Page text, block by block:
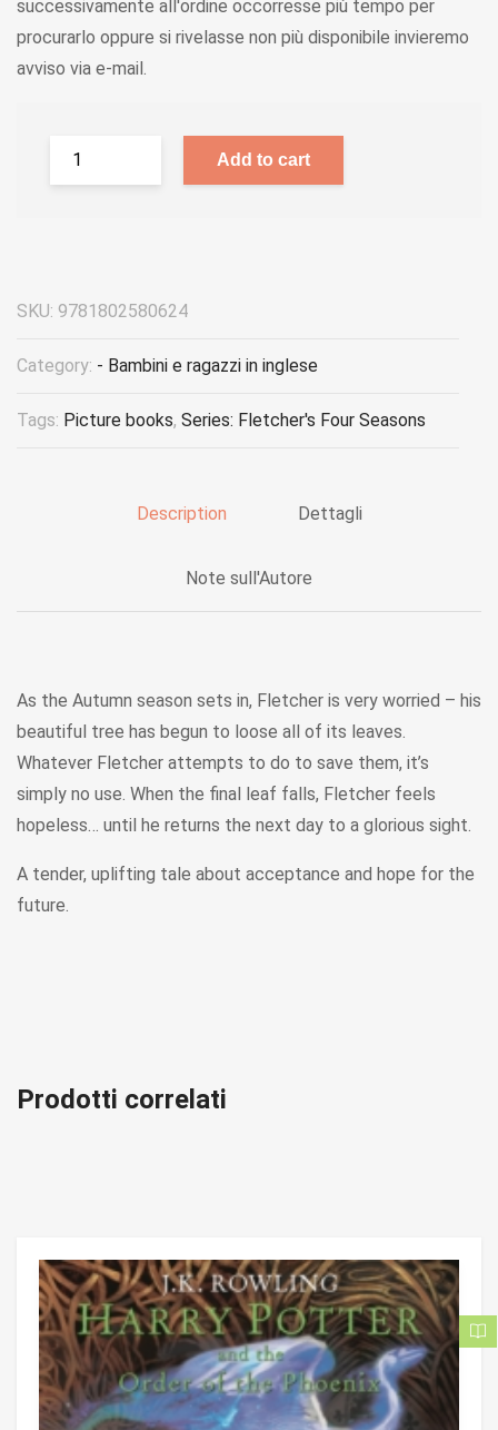
successivamente all'ordine occorresse più tempo per
procurarlo oppure si rivelasse non più disponibile invieremo
avviso via e-mail.
Add to cart
SKU: 9781802580624
Category: - Bambini e ragazzi in inglese
Tags: Picture books, Series: Fletcher's Four Seasons
Description Dettagli
Note sull'Autore
As the Autumn season sets in, Fletcher is very worried – his
beautiful tree has begun to loose all of its leaves.
Whatever Fletcher attempts to do to save them, it’s
simply no use. When the final leaf falls, Fletcher feels
hopeless… until he returns the next day to a glorious sight.
A tender, uplifting tale about acceptance and hope for the
future.
Prodotti correlati